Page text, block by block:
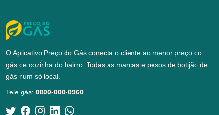
O Aplicativo Preço do Gás conecta o cliente ao menor preço do
gás de cozinha do bairro. Todas as marcas e pesos de botijão de
gás num só local.
Tele gás: 0800-000-0960